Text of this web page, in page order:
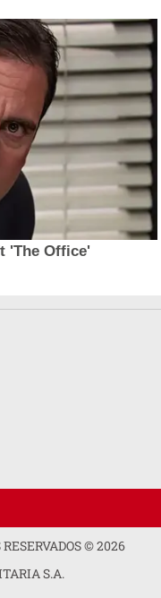
'The Office'
©2026
S.A.